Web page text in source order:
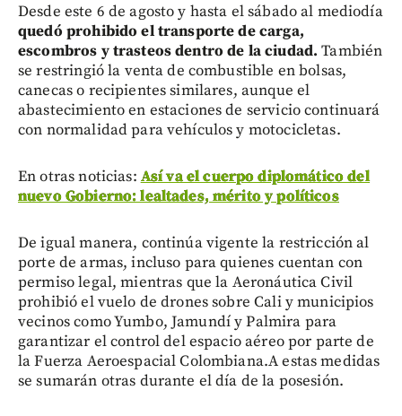
Desde este 6 de agosto y hasta el sábado al mediodía
quedó prohibido el transporte de carga,
escombros y trasteos dentro de la ciudad. También
se restringió la venta de combustible en bolsas,
canecas o recipientes similares, aunque el
abastecimiento en estaciones de servicio continuará
con normalidad para vehículos y motocicletas.
En otras noticias: Así va el cuerpo diplomático del
nuevo Gobierno: lealtades, mérito y políticos
De igual manera, continúa vigente la restricción al
porte de armas, incluso para quienes cuentan con
permiso legal, mientras que la Aeronáutica Civil
prohibió el vuelo de drones sobre Cali y municipios
vecinos como Yumbo, Jamundí y Palmira para
garantizar el control del espacio aéreo por parte de
la Fuerza Aeroespacial Colombiana.A estas medidas
se sumarán otras durante el día de la posesión.